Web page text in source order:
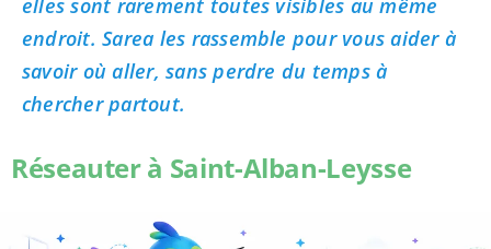
endroit. Sarea les rassemble pour vous aider à
savoir où aller, sans perdre du temps à
chercher partout.
Réseauter à Saint-Alban-Leysse